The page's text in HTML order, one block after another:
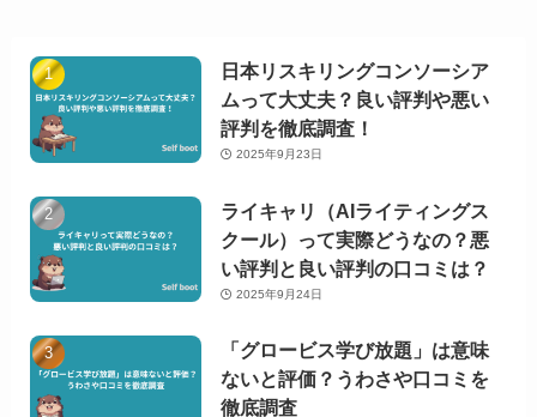
日本リスキリングコンソーシア
ムって大丈夫？良い評判や悪い
評判を徹底調査！
2025年9月23日
ライキャリ（AIライティングス
クール）って実際どうなの？悪
い評判と良い評判の口コミは？
2025年9月24日
「グロービス学び放題」は意味
ないと評価？うわさや口コミを
徹底調査